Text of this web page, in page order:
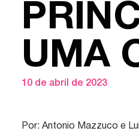
UMA
10 de abril de 2023
Por: Antonio Mazzuco e